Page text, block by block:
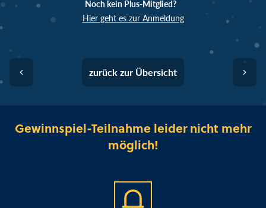
Noch kein Plus-Mitglied?
Hier geht es zur Anmeldung
zurück zur Übersicht
Gewinnspiel-Teilnahme leider nicht mehr
möglich!